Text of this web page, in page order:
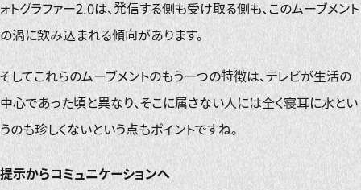
ォトグラファー2.0は、発信する側も受け取る側も、このムーブメント
の渦に飲み込まれる傾向があります。
そしてこれらのムーブメントのもう一つの特徴は、テレビが生活の
中心であった頃と異なり、そこに属さない人には全く寝耳に水とい
うのも珍しくないという点もポイントですね。
提示からコミュニケーションへ